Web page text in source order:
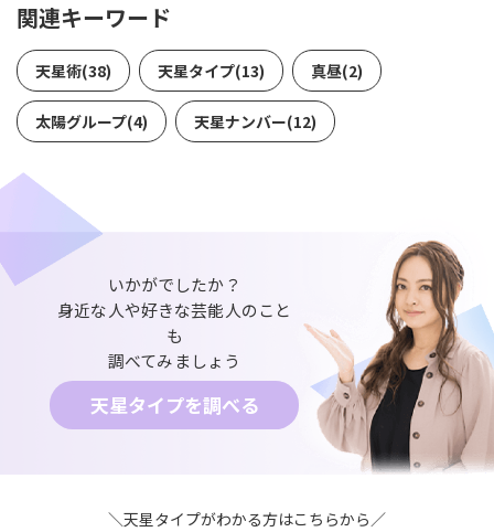
関連キーワード
天星術(38) 天星タイプ(13) 真昼(2)
太陽グループ(4) 天星ナンバー(12)
いかがでしたか？
身近な人や好きな芸能人のこと
も
調べてみましょう
天星タイプを調べる
＼天星タイプがわかる方はこちらから／